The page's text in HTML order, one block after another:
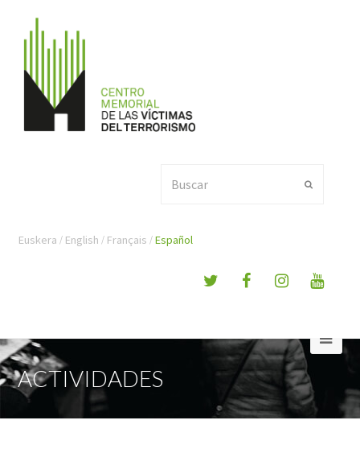
Enviar
Euskera English Français Español
ACTIVIDADES